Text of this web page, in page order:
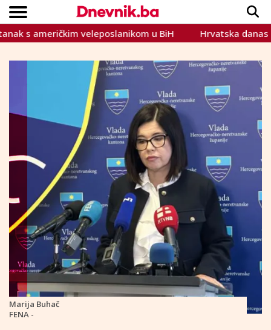
VIJESTI
SPORT
INTERVIEW
TEME
CRNA KRONIKA
LIFESTYLE
Copyright © Dnevnik.ba 2023.
veleposlanikom u BiH Hrvatska danas protiv
Marija Buhač
FENA -